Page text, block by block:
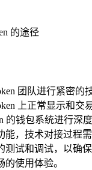
的途径
团队进行紧密的
上正常显示和交
的钱包系统进行深
能，技术对接过程
测试和调试，以确
使用体验。